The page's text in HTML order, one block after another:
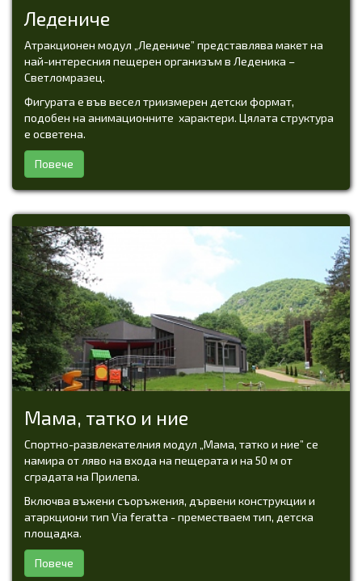
Ледениче
Атракционен модул „Ледениче” представлява макет на
най-интересния пещерен организъм в Леденика –
Светломразец.
Фигурата е във весел триизмерен детски формат,
подобен на анимационните характери. Цялата структура
е осветена.
Повече
Мама, татко и ние
Спортно-развлекателния модул „Мама, татко и ние” се
намира от ляво на входа на пещерата и на 50 м от
сградата на Прилепа.
Включва въжени съоръжения, дървени конструкции и
атаркциони тип Via feratta - преместваем тип, детска
площадка.
Повече